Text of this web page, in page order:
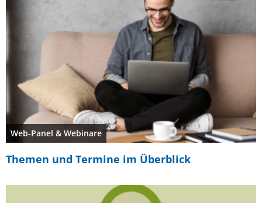
Web-Panel & Webinare
Themen und Termine im Überblick